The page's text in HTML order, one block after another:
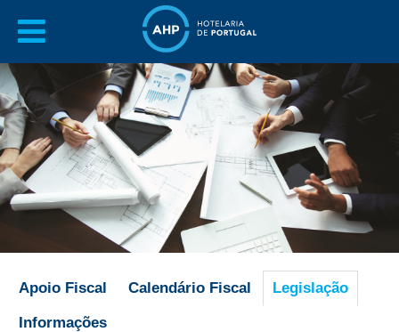
Apoio Fiscal Calendário Fiscal Legislação
Informações